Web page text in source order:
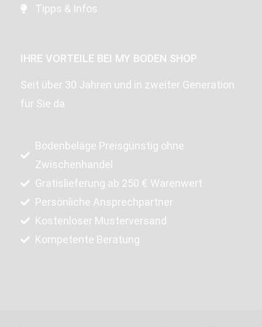
Tipps & Infos
IHRE VORTEILE BEI MY BODEN SHOP
Seit über 30 Jahren und in zweiter Generation
für Sie da
Bodenbeläge Preisgünstig ohne
Zwischenhandel
Gratislieferung ab 250 € Warenwert
Persönliche Ansprechpartner
Kostenloser Musterversand
Kompetente Beratung